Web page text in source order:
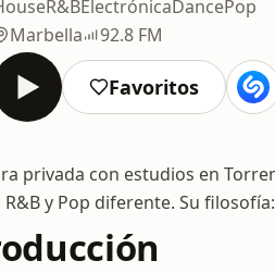
R&BElectrónicaDancePop
Marbella
92.8 FM
Favoritos
privada con estudios en
y Pop diferente. Su